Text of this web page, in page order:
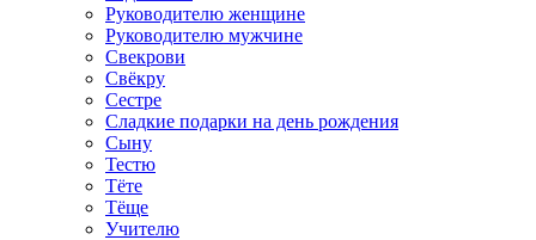
Руководителю женщине
Руководителю мужчине
Свекрови
Свёкру
Сестре
Сладкие подарки на день рождения
Сыну
Тестю
Тёте
Тёще
Учителю